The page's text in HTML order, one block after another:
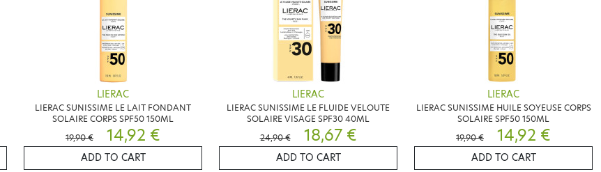
LIERAC
LIERAC SUNISSIME LE LAIT FONDANT
SOLAIRE CORPS SPF50 150ML
19,90 €
14,92 €
ADD TO CART
LIERAC
LIERAC SUNISSIME LE FLUIDE VELOUTE
SOLAIRE VISAGE SPF30 40ML
24,90 €
18,67 €
ADD TO CART
LIERAC
LIERAC SUNISSIME HUILE SOYEUSE CORPS
SOLAIRE SPF50 150ML
19,90 €
14,92 €
ADD TO CART